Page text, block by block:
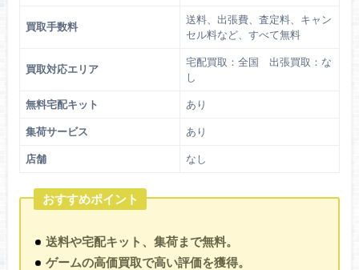
買取手数料
送料、出張費、査定料、キャン
セル料など、すべて無料
買取対応エリア
宅配買取：全国 出張買取：な
し
無料宅配キット あり
集荷サービス あり
店舗 なし
おすすめポイント
送料や宅配キット、集荷まで無料。
ゲームの高価買取で高い評価を獲得。